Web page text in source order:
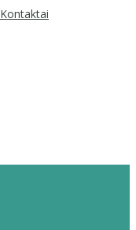
Kontaktai